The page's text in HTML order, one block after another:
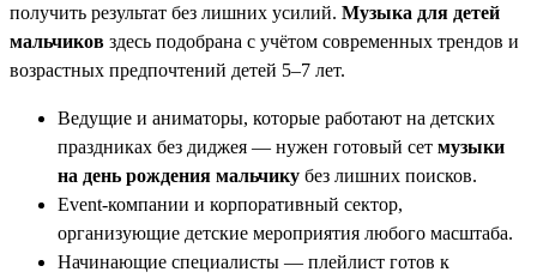
получить результат без лишних усилий. Музыка для детей
мальчиков здесь подобрана с учётом современных трендов и
возрастных предпочтений детей 5–7 лет.
Ведущие и аниматоры, которые работают на детских
праздниках без диджея — нужен готовый сет музыки
на день рождения мальчику без лишних поисков.
Event-компании и корпоративный сектор,
организующие детские мероприятия любого масштаба.
Начинающие специалисты — плейлист готов к